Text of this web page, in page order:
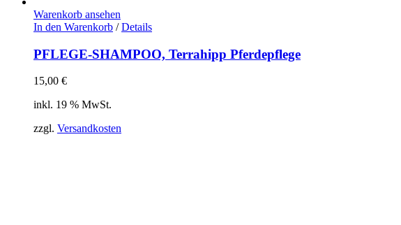
Warenkorb ansehen
In den Warenkorb / Details
PFLEGE-SHAMPOO, Terrahipp Pferdepflege
15,00 €
inkl. 19 % MwSt.
zzgl. Versandkosten